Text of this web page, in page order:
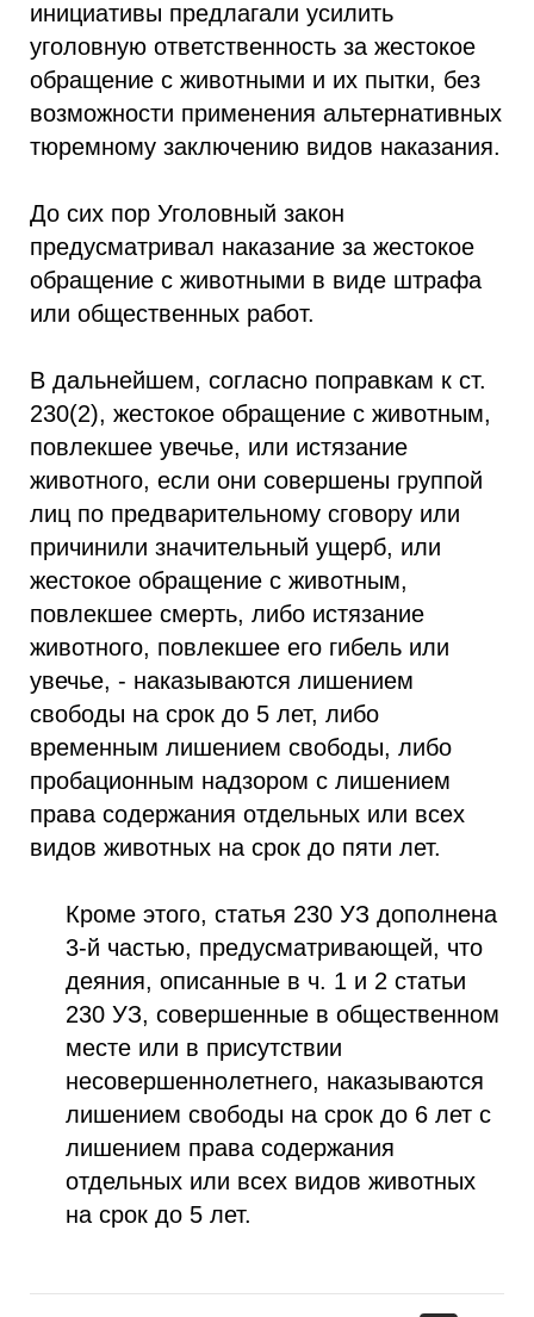
инициативы предлагали усилить
уголовную ответственность за жестокое
обращение с животными и их пытки, без
возможности применения альтернативных
тюремному заключению видов наказания.
До сих пор Уголовный закон
предусматривал наказание за жестокое
обращение с животными в виде штрафа
или общественных работ.
В дальнейшем, согласно поправкам к ст.
230(2), жестокое обращение с животным,
повлекшее увечье, или истязание
животного, если они совершены группой
лиц по предварительному сговору или
причинили значительный ущерб, или
жестокое обращение с животным,
повлекшее смерть, либо истязание
животного, повлекшее его гибель или
увечье, - наказываются лишением
свободы на срок до 5 лет, либо
временным лишением свободы, либо
пробационным надзором с лишением
права содержания отдельных или всех
видов животных на срок до пяти лет.
Кроме этого, статья 230 УЗ дополнена
3-й частью, предусматривающей, что
деяния, описанные в ч. 1 и 2 статьи
230 УЗ, совершенные в общественном
месте или в присутствии
несовершеннолетнего, наказываются
лишением свободы на срок до 6 лет с
лишением права содержания
отдельных или всех видов животных
на срок до 5 лет.